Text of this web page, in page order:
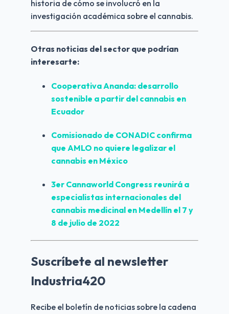
historia de cómo se involucró en la
investigación académica sobre el cannabis.
Otras noticias del sector que podrían
interesarte:
Cooperativa Ananda: desarrollo
sostenible a partir del cannabis en
Ecuador
Comisionado de CONADIC confirma
que AMLO no quiere legalizar el
cannabis en México
3er Cannaworld Congress reunirá a
especialistas internacionales del
cannabis medicinal en Medellín el 7 y
8 de julio de 2022
Suscríbete al newsletter
Industria420
Recibe el boletín de noticias sobre la cadena